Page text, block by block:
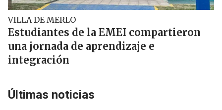
VILLA DE MERLO
Estudiantes de la EMEI compartieron
una jornada de aprendizaje e
integración
Últimas noticias